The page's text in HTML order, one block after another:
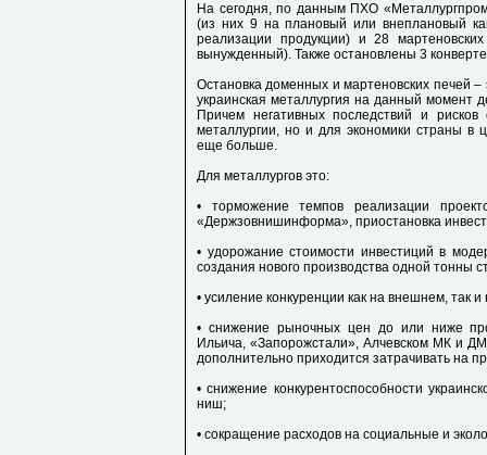
На сегодня, по данным ПХО
(из них 9 на плановый или внеплановый
реализации продукции) и 28
вынужденный). Также остановлены 3
Остановка доменных и мартеновских печей –
украинская металлургия на данный момент
Причем негативных последствий и
металлургии, но и для экономики страны в
еще больше.
Для металлургов это:
• торможение темпов реализации
«Держзовнишинформа», приостановка
• удорожание стоимости инвестиций в
создания нового производства одной тонны
• усиление конкуренции как на внешнем, так
• снижение рыночных цен до или ниже
Ильича, «Запорожстали», Алчевском МК и
дополнительно приходится затрачивать на
• снижение конкурентоспособности
ниш;
• сокращение расходов на социальные и